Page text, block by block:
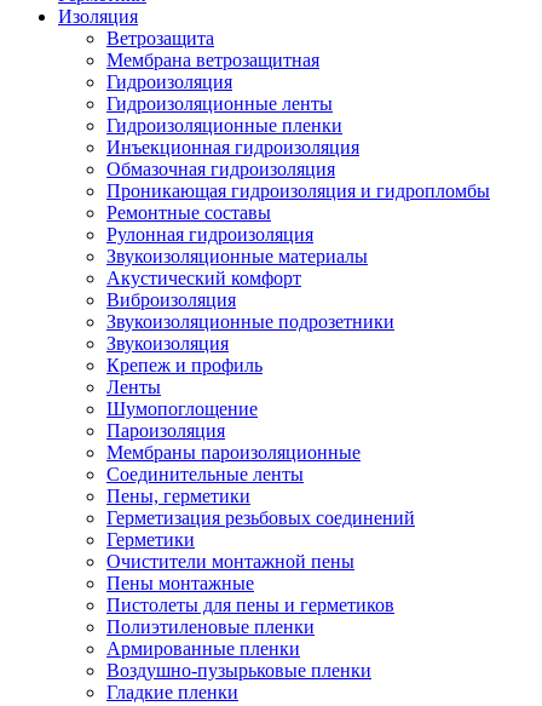
Изоляция
Ветрозащита
Мембрана ветрозащитная
Гидроизоляция
Гидроизоляционные ленты
Гидроизоляционные пленки
Инъекционная гидроизоляция
Обмазочная гидроизоляция
Проникающая гидроизоляция и гидропломбы
Ремонтные составы
Рулонная гидроизоляция
Звукоизоляционные материалы
Акустический комфорт
Виброизоляция
Звукоизоляционные подрозетники
Звукоизоляция
Крепеж и профиль
Ленты
Шумопоглощение
Пароизоляция
Мембраны пароизоляционные
Соединительные ленты
Пены, герметики
Герметизация резьбовых соединений
Герметики
Очистители монтажной пены
Пены монтажные
Пистолеты для пены и герметиков
Полиэтиленовые пленки
Армированные пленки
Воздушно-пузырьковые пленки
Гладкие пленки